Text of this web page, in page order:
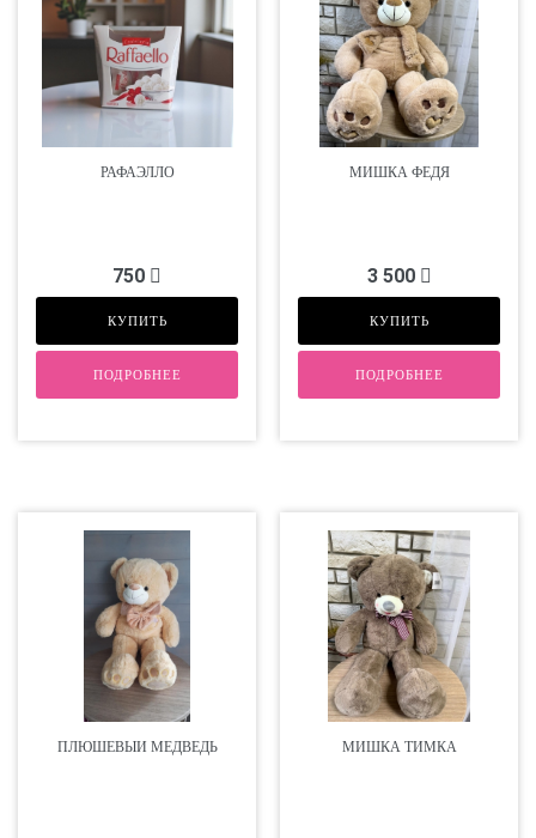
РАФАЭЛЛО
750
КУПИТЬ
ПОДРОБНЕЕ
МИШКА ФЕДЯ
3 500
КУПИТЬ
ПОДРОБНЕЕ
ПЛЮШЕВЫЙ МЕДВЕДЬ МИШКА ТИМКА